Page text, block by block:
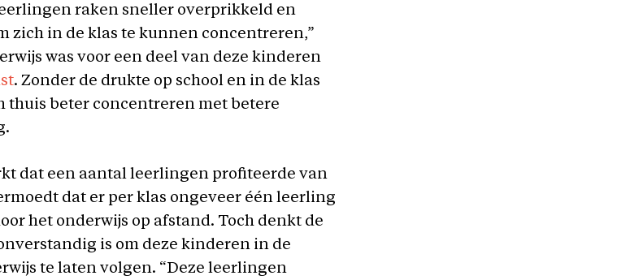
raken sneller overprikkeld en
zich in de klas te kunnen concentreren,”
was voor een deel van deze kinderen
. Zonder de drukte op school en in de klas
thuis beter concentreren met betere
dat een aantal leerlingen profiteerde van
dat er per klas ongeveer één leerling
het onderwijs op afstand. Toch denkt de
is om deze kinderen in de
te laten volgen. “Deze leerlingen